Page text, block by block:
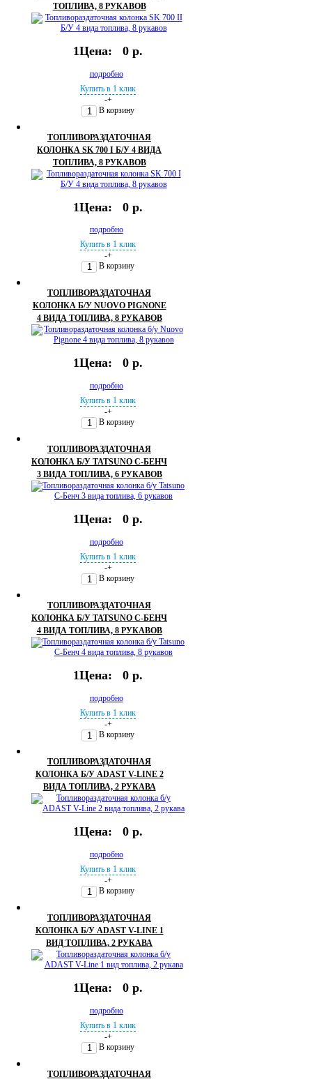
ТОПЛИВА, 8 РУКАВОВ
1Цена: 0 р.
подробно
Купить в 1 клик
-+
В корзину
ТОПЛИВОРАЗДАТОЧНАЯ
КОЛОНКА SK 700 I Б/У 4 ВИДА
ТОПЛИВА, 8 РУКАВОВ
1Цена: 0 р.
подробно
Купить в 1 клик
-+
В корзину
ТОПЛИВОРАЗДАТОЧНАЯ
КОЛОНКА Б/У NUOVO PIGNONE
4 ВИДА ТОПЛИВА, 8 РУКАВОВ
1Цена: 0 р.
подробно
Купить в 1 клик
-+
В корзину
ТОПЛИВОРАЗДАТОЧНАЯ
КОЛОНКА Б/У TATSUNO С-БЕНЧ
3 ВИДА ТОПЛИВА, 6 РУКАВОВ
1Цена: 0 р.
подробно
Купить в 1 клик
-+
В корзину
ТОПЛИВОРАЗДАТОЧНАЯ
КОЛОНКА Б/У TATSUNO С-БЕНЧ
4 ВИДА ТОПЛИВА, 8 РУКАВОВ
1Цена: 0 р.
подробно
Купить в 1 клик
-+
В корзину
ТОПЛИВОРАЗДАТОЧНАЯ
КОЛОНКА Б/У ADAST V-LINE 2
ВИДА ТОПЛИВА, 2 РУКАВА
1Цена: 0 р.
подробно
Купить в 1 клик
-+
В корзину
ТОПЛИВОРАЗДАТОЧНАЯ
КОЛОНКА Б/У ADAST V-LINE 1
ВИД ТОПЛИВА, 2 РУКАВА
1Цена: 0 р.
подробно
Купить в 1 клик
-+
В корзину
ТОПЛИВОРАЗДАТОЧНАЯ